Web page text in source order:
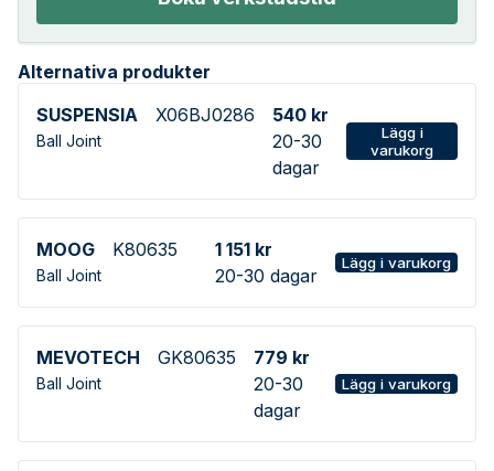
Alternativa produkter
SUSPENSIA
X06BJ0286
Ball Joint
540 kr
20-30
dagar
Lägg i
varukorg
MOOG K80635
Ball Joint
1 151 kr
20-30 dagar
Lägg i varukorg
MEVOTECH GK80635
Ball Joint
779 kr
20-30
dagar
Lägg i varukorg